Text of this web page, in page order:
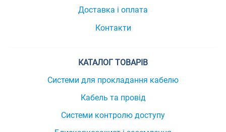
Доставка і оплата
Контакти
КАТАЛОГ ТОВАРІВ
Системи для прокладання кабелю
Кабель та провід
Системи контролю доступу